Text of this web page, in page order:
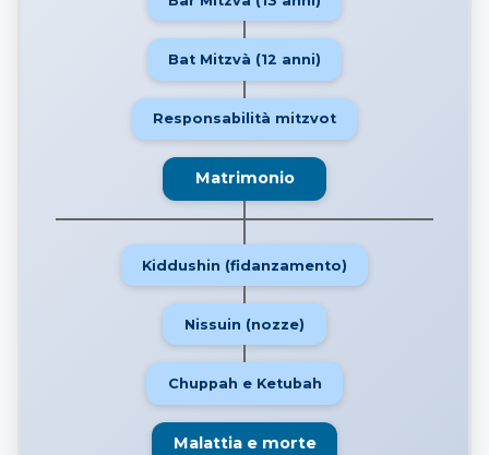
Bat Mitzvà (12 anni)
Responsabilità mitzvot
Matrimonio
Kiddushin (fidanzamento)
Nissuin (nozze)
Chuppah e Ketubah
Malattia e morte